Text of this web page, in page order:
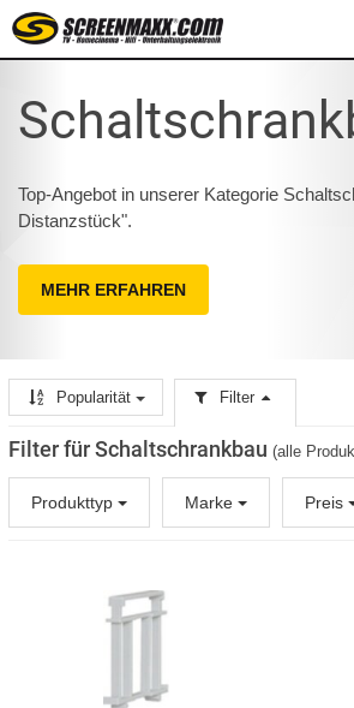
Top-Angebot in unserer Kategorie
Distanzstück".
MEHR ERFAHREN
Popularität Filter
Filter für Schaltschrankbau (alle
Produkttyp Marke Preis